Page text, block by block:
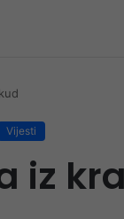
Vijesti
iz